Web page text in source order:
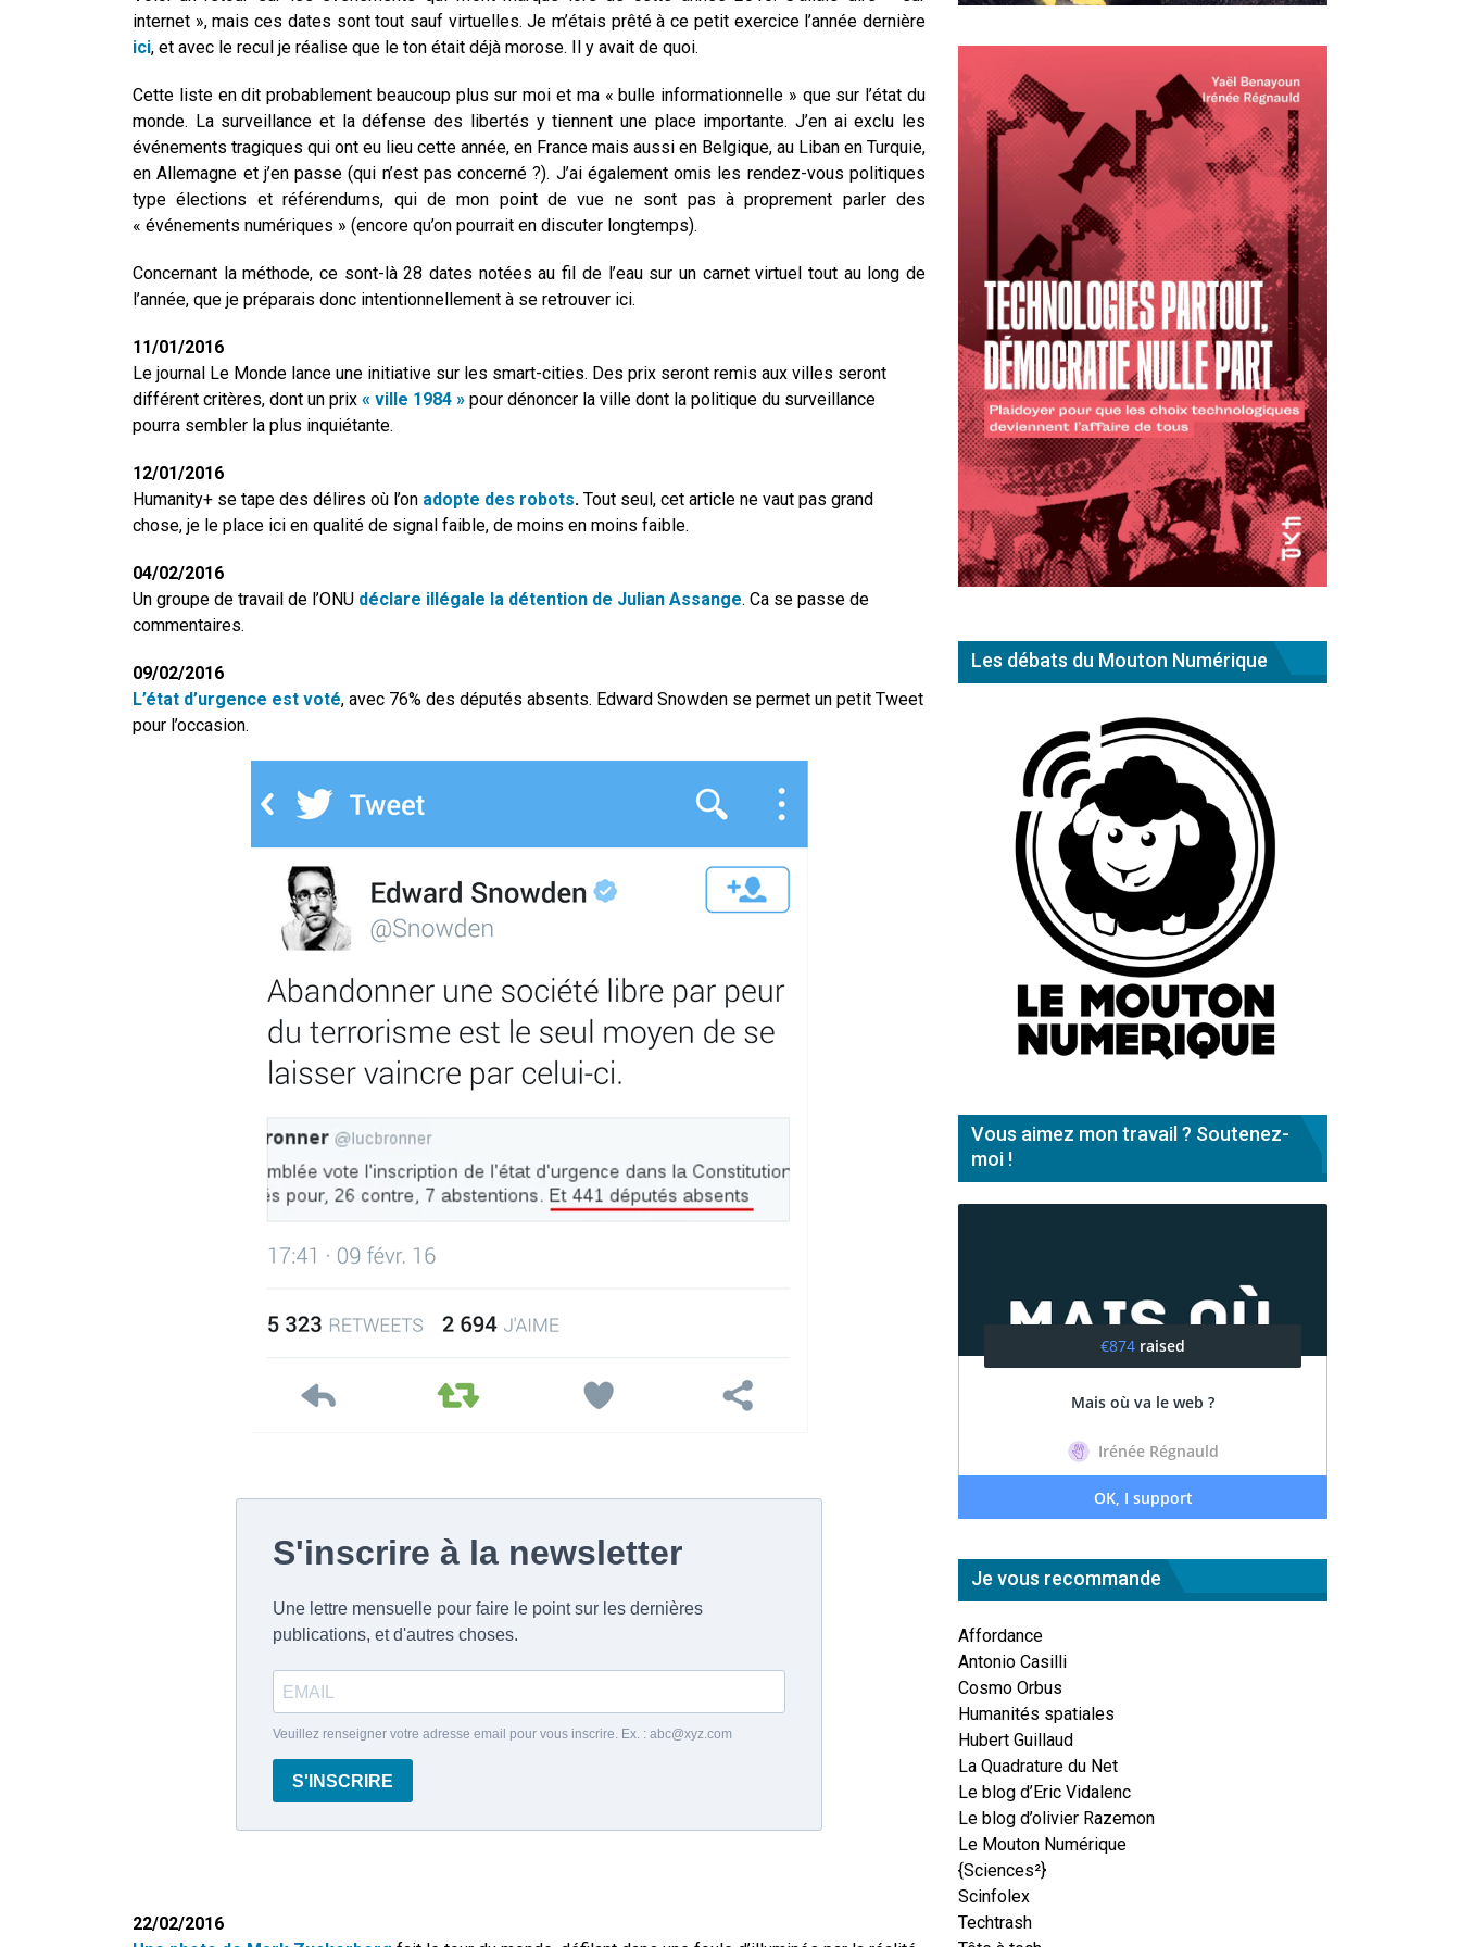
internet », mais ces dates sont tout sauf virtuelles. Je m’étais prêté à ce petit exercice l’année dernière
ici, et avec le recul je réalise que le ton était déjà morose. Il y avait de quoi.
Cette liste en dit probablement beaucoup plus sur moi et ma « bulle informationnelle » que sur l’état du
monde. La surveillance et la défense des libertés y tiennent une place importante. J’en ai exclu les
événements tragiques qui ont eu lieu cette année, en France mais aussi en Belgique, au Liban en Turquie,
en Allemagne et j’en passe (qui n’est pas concerné ?). J’ai également omis les rendez-vous politiques
type élections et référendums, qui de mon point de vue ne sont pas à proprement parler des
« événements numériques » (encore qu’on pourrait en discuter longtemps).
Concernant la méthode, ce sont-là 28 dates notées au fil de l’eau sur un carnet virtuel tout au long de
l’année, que je préparais donc intentionnellement à se retrouver ici.
11/01/2016
Le journal Le Monde lance une initiative sur les smart-cities. Des prix seront remis aux villes seront
différent critères, dont un prix « ville 1984 » pour dénoncer la ville dont la politique du surveillance
pourra sembler la plus inquiétante.
12/01/2016
Humanity+ se tape des délires où l’on adopte des robots. Tout seul, cet article ne vaut pas grand
chose, je le place ici en qualité de signal faible, de moins en moins faible.
04/02/2016
Un groupe de travail de l’ONU déclare illégale la détention de Julian Assange. Ca se passe de
commentaires.
09/02/2016
L’état d’urgence est voté, avec 76% des députés absents. Edward Snowden se permet un petit Tweet
pour l’occasion.
22/02/2016
Les débats du Mouton Numérique
Vous aimez mon travail ? Soutenez-
moi !
Je vous recommande
Affordance
Antonio Casilli
Cosmo Orbus
Humanités spatiales
Hubert Guillaud
La Quadrature du Net
Le blog d’Eric Vidalenc
Le blog d’olivier Razemon
Le Mouton Numérique
{Sciences²}
Scinfolex
Techtrash